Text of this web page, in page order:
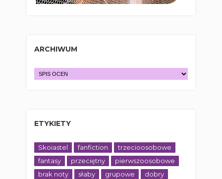
ARCHIWUM
ETYKIETY
Skoiastel fanfiction
trzecioosobowe
fantasy
przeciętny
pierwszoosobowe
brak noty
słaby grupowe
dobry